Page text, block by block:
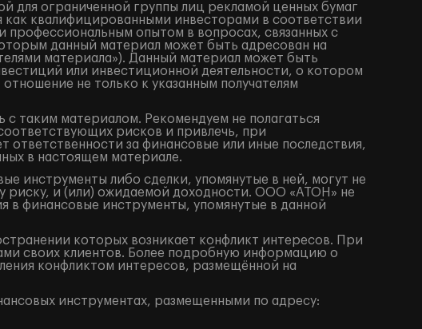
для ограниченной группы лиц рекламой ценных бумаг
как квалифицированными инвесторами в соответствии
опытом в вопросах, связанных с
данный материал может быть адресован на
материала»). Данный материал может быть
или инвестиционной деятельности, о котором
не только к указанным получателям
таким материалом. Рекомендуем не полагаться
рисков и привлечь, при
за финансовые или иные последствия,
в настоящем материале.
инструменты либо сделки, упомянутые в ней, могут не
риску, и (или) ожидаемой доходности. ООО «АТОН» не
в финансовые инструменты, упомянутые в данной
которых возникает конфликт интересов. При
своих клиентов. Более подробную информацию о
конфликтом интересов, размещённой на
инструментах, размещенными по адресу: